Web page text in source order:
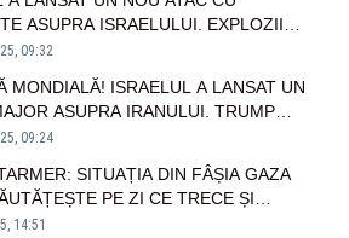
ASUPRA ISRAELULUI. EXPLOZII
LA TEL AVIV ȘI IERUSALIM
09:32
MONDIALĂ! ISRAELUL A LANSAT UN
ASUPRA IRANULUI. TRUMP
CONSILIUL DE SECURITATE
09:24
SITUAȚIA DIN FÂȘIA GAZA
PE ZI CE TRECE ȘI
ACȚIUNI URGENTE
14:51